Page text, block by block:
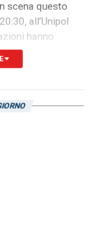
scena questo
all’Unipol
hanno
della stagione
hanno due
contro l’Ascoli.